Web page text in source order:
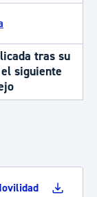
tras su
siguiente